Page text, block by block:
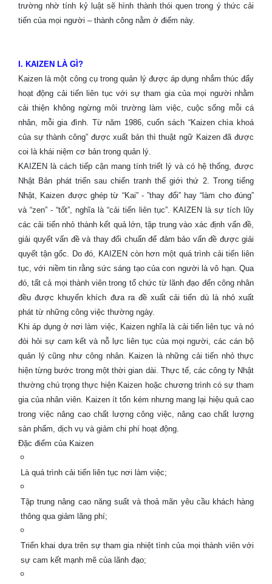
trường nhờ tính kỷ luật sẽ hình thành thói quen trong ý thức cải
tiến của mọi người – thành công nằm ở điểm này.
I. KAIZEN LÀ GÌ?
Kaizen là một công cụ trong quản lý được áp dụng nhắm thúc đẩy
hoạt động cải tiến liên tục với sự tham gia của mọi người nhằm
cải thiện không ngừng môi trường làm việc, cuộc sống mỗi cá
nhân, mỗi gia đình. Từ năm 1986, cuốn sách “Kaizen chìa khoá
của sự thành công” được xuất bản thì thuật ngữ Kaizen đã được
coi là khái niệm cơ bản trong quản lý.
KAIZEN là cách tiếp cận mang tính triết lý và có hệ thống, được
Nhật Bản phát triển sau chiến tranh thế giới thứ 2. Trong tiếng
Nhật, Kaizen được ghép từ “Kai” - ”thay đổi” hay “làm cho đúng”
và “zen” - “tốt”, nghĩa là “cải tiến liên tục”. KAIZEN là sự tích lũy
các cải tiến nhỏ thành kết quả lớn, tập trung vào xác định vấn đề,
giải quyết vấn đề và thay đổi chuẩn để đảm bảo vấn đề được giải
quyết tận gốc. Do đó, KAIZEN còn hơn một quá trình cải tiến liên
tục, với niềm tin rằng sức sáng tạo của con người là vô hạn. Qua
đó, tất cả mọi thành viên trong tổ chức từ lãnh đạo đến công nhân
đều được khuyến khích đưa ra đề xuất cải tiến dù là nhỏ xuất
phát từ những công việc thường ngày.
Khi áp dụng ở nơi làm việc, Kaizen nghĩa là cải tiến liên tục và nó
đòi hỏi sự cam kết và nỗ lực liên tục của mọi người, các cán bộ
quản lý cũng như công nhân. Kaizen là những cải tiến nhỏ thực
hiện từng bước trong một thời gian dài. Thực tế, các công ty Nhật
thường chú trọng thực hiện Kaizen hoặc chương trình có sự tham
gia của nhân viên. Kaizen ít tốn kém nhưng mang lại hiệu quả cao
trong việc nâng cao chất lượng công việc, nâng cao chất lượng
sản phẩm, dịch vụ và giảm chi phí hoạt động.
Đặc điểm của Kaizen
Là quá trình cải tiến liên tục nơi làm việc;
Tập trung nâng cao năng suất và thoả mãn yêu cầu khách hàng
thông qua giảm lãng phí;
Triển khai dựa trên sự tham gia nhiệt tình của mọi thành viên với
sự cam kết mạnh mẽ của lãnh đạo;